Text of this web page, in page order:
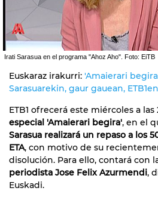
Irati Sarasua en el programa "Ahoz Aho". Foto: EiTB
Euskaraz irakurri: 'Amaierari
Sarasuarekin, gaur gauean, ETB1en
ETB1 ofrecerá este miércoles a las
especial 'Amaierari begira', en el
Sarasua realizará un repaso a los
ETA, con motivo de su
disolución. Para ello, contará con
periodista Jose Felix Azurmendi,
Euskadi.